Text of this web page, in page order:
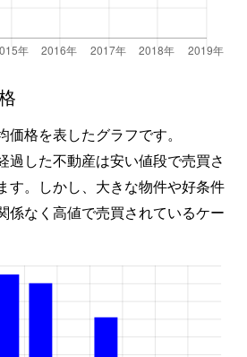
格を表したグラフです。
過した不動産は安い値段で売買さ
す。しかし、大きな物件や好条件
係なく高値で売買されているケー